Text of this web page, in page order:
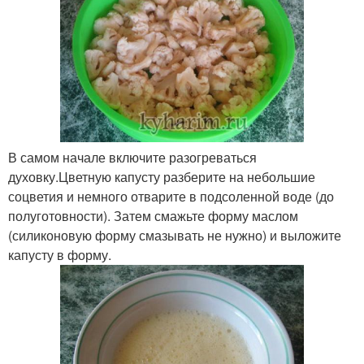
В самом начале включите разогреваться
духовку.Цветную капусту разберите на небольшие
соцветия и немного отварите в подсоленной воде (до
полуготовности). Затем смажьте форму маслом
(силиконовую форму смазывать не нужно) и выложите
капусту в форму.